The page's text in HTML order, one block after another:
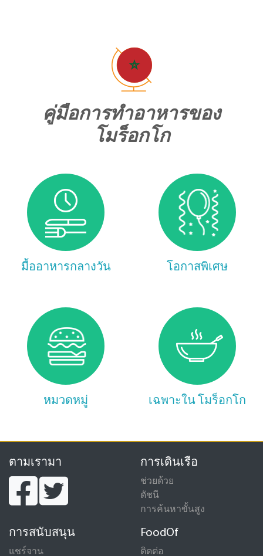
คู่มือการทำอาหารของ
โมร็อกโก
มื้ออาหารกลางวัน โอกาสพิเศษ
หมวดหมู่ เฉพาะใน โมร็อกโก
ตามเรามา การเดินเรือ
ช่วยด้วย
ดัชนี
การค้นหาขั้นสูง
การสนับสนุน
แชร์จาน
FoodOf
ติดต่อ